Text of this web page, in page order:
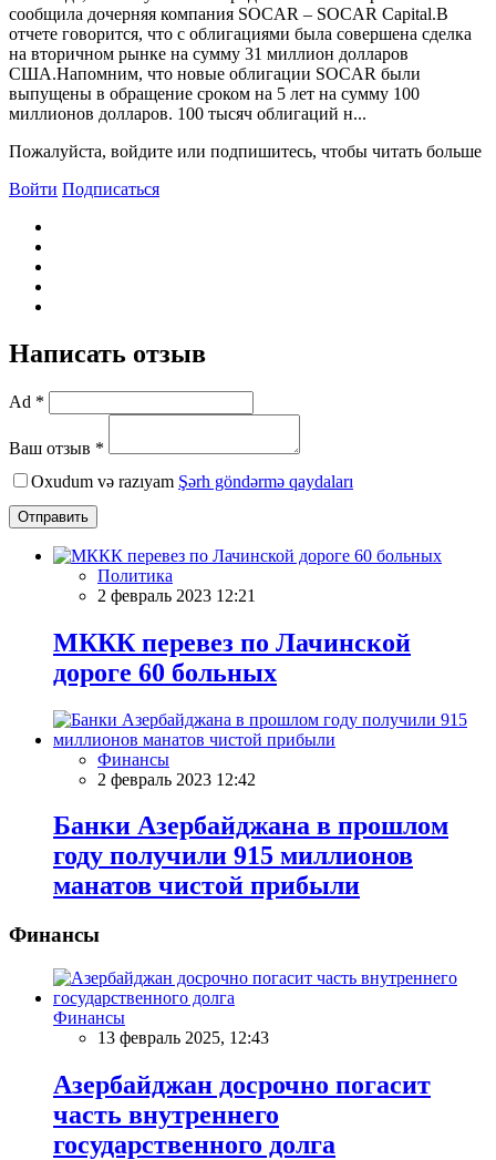
сообщила дочерняя компания SOCAR – SOCAR Capital.В
отчете говорится, что с облигациями была совершена сделка
на вторичном рынке на сумму 31 миллион долларов
США.Напомним, что новые облигации SOCAR были
выпущены в обращение сроком на 5 лет на сумму 100
миллионов долларов. 100 тысяч облигаций н...
Пожалуйста, войдите или подпишитесь, чтобы читать больше
Войти Подписаться
Написать отзыв
Ad *
Ваш отзыв *
Oxudum və razıyam Şərh göndərmə qaydaları
Отправить
Политика
2 февраль 2023 12:21
МККК перевез по Лачинской
дороге 60 больных
Финансы
2 февраль 2023 12:42
Банки Азербайджана в прошлом
году получили 915 миллионов
манатов чистой прибыли
Финансы
Финансы
13 февраль 2025, 12:43
Азербайджан досрочно погасит
часть внутреннего
государственного долга